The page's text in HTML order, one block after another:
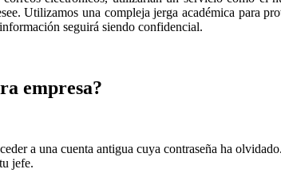
Utilizamos una compleja jerga académica para
seguirá siendo confidencial.
empresa?
a una cuenta antigua cuya contraseña ha
jefe.